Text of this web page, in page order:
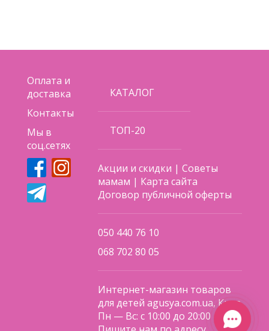
Оплата и
доставка
Контакты
Мы в
соц.сетях
КАТАЛОГ
ТОП-20
Акции и скидки |Советы
мамам | Карта сайта
Договор публичной оферты
050 440 76 10
068 702 80 05
Интернет-магазин товаров
для детей agusya.com.ua, Киев
Пн — Вс: с 10:00 до 20:00